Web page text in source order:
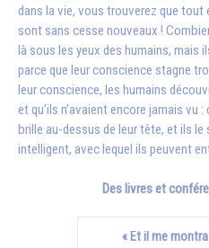
dans la vie, vous trouverez que tout
sont sans cesse nouveaux !
là sous les yeux des humains, mais
parce que leur conscience stagne
leur conscience, les humains
et qu’ils n’avaient encore jamais vu
brille au-dessus de leur tête, et ils
intelligent, avec lequel ils peuvent
Des livres et
« Et il me